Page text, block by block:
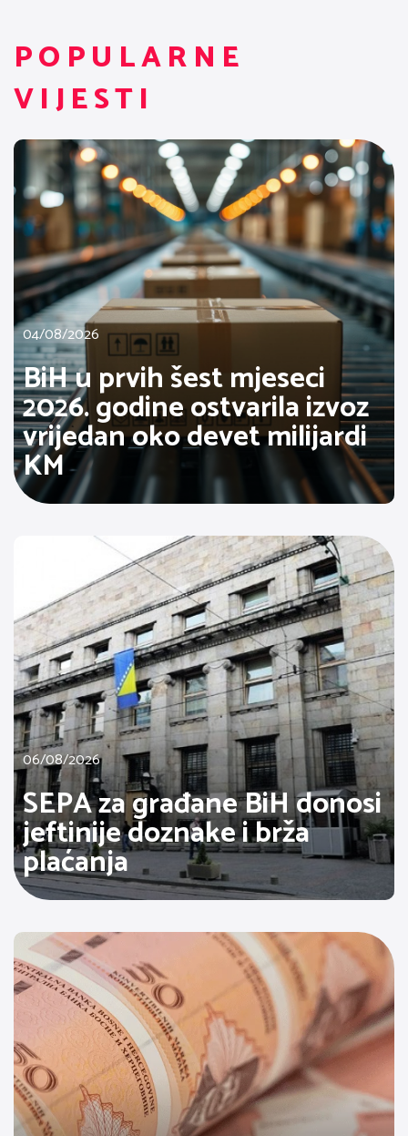
POPULARNE
VIJESTI
04/08/2026
BiH u prvih šest mjeseci
2026. godine ostvarila izvoz
vrijedan oko devet milijardi
KM
06/08/2026
SEPA za građane BiH donosi
jeftinije doznake i brža
plaćanja